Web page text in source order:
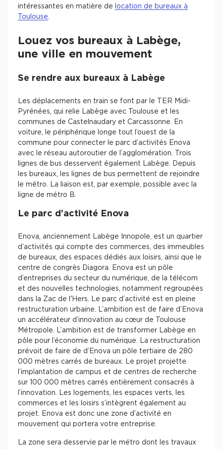
intéressantes en matière de
location de bureaux à
Toulouse.
Louez vos bureaux à Labège,
une ville en mouvement
Se rendre aux bureaux à Labège
Les déplacements en train se font par le TER Midi-
Pyrénées, qui relie Labège avec Toulouse et les
communes de Castelnaudary et Carcassonne. En
voiture, le périphérique longe tout l’ouest de la
commune pour connecter le parc d’activités Enova
avec le réseau autoroutier de l’agglomération. Trois
lignes de bus desservent également Labège. Depuis
les bureaux, les lignes de bus permettent de rejoindre
le métro. La liaison est, par exemple, possible avec la
ligne de métro B.
Le parc d’activité Enova
Enova, anciennement Labège Innopole, est un quartier
d’activités qui compte des commerces, des immeubles
de bureaux, des espaces dédiés aux loisirs, ainsi que le
centre de congrès Diagora. Enova est un pôle
d’entreprises du secteur du numérique, de la télécom
et des nouvelles technologies, notamment regroupées
dans la Zac de l'Hers. Le parc d’activité est en pleine
restructuration urbaine. L’ambition est de faire d’Enova
un accélérateur d’innovation au cœur de Toulouse
Métropole. L’ambition est de transformer Labège en
pôle pour l’économie du numérique. La restructuration
prévoit de faire de d’Enova un pôle tertiaire de 280
000 mètres carrés de bureaux. Le projet projette
l’implantation de campus et de centres de recherche
sur 100 000 mètres carrés entièrement consacrés à
l’innovation. Les logements, les espaces verts, les
commerces et les loisirs s’intègrent également au
projet. Enova est donc une zone d’activité en
mouvement qui portera votre entreprise.
La zone sera desservie par le métro dont les travaux